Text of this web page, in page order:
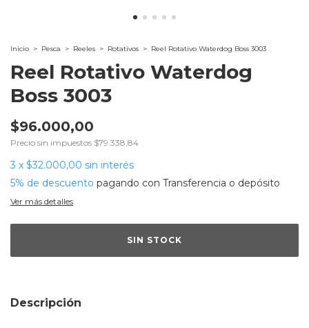
Inicio > Pesca > Reeles > Rotativos > Reel Rotativo Waterdog Boss 3003
Reel Rotativo Waterdog
Boss 3003
$96.000,00
Precio sin impuestos $79.338,84
3 x $32.000,00 sin interés
5% de descuento pagando con Transferencia o depósito
Ver más detalles
Descripción